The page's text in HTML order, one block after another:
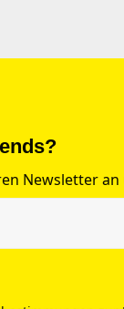
Newsletter